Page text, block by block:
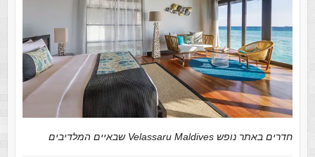
חדרים באתר נופש Velassaru Maldives שבאיים המלדיבים